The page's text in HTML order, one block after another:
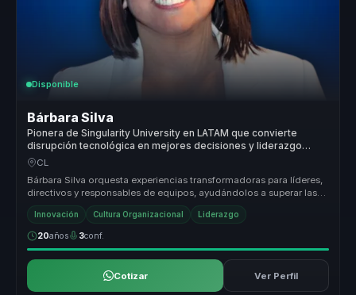
Disponible
Bárbara Silva
Pionera de Singularity University en LATAM que convierte
disrupción tecnológica en mejores decisiones y liderazgo
digital para empresas.
CL
Bárbara Silva orquesta experiencias transformadoras para líderes,
directivos y responsables de equipos, ayudándolos a superar las
barrera...
Innovación Cultura Organizacional Liderazgo
20años 3conf.
Cotizar Ver Perfil